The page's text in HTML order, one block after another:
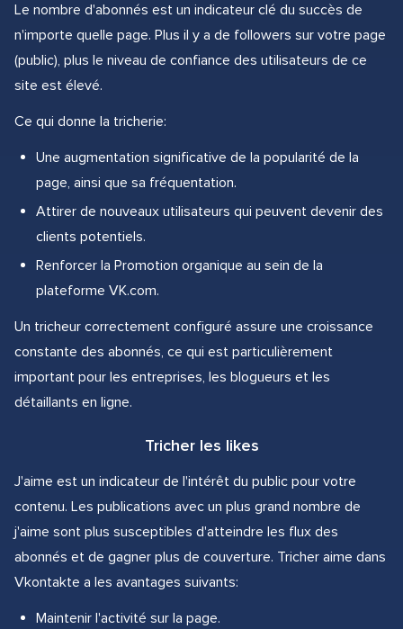
Le nombre d'abonnés est un indicateur clé du succès de
n'importe quelle page. Plus il y a de followers sur votre page
(public), plus le niveau de confiance des utilisateurs de ce
site est élevé.
Ce qui donne la tricherie:
Une augmentation significative de la popularité de la
page, ainsi que sa fréquentation.
Attirer de nouveaux utilisateurs qui peuvent devenir des
clients potentiels.
Renforcer la Promotion organique au sein de la
plateforme VK.com.
Un tricheur correctement configuré assure une croissance
constante des abonnés, ce qui est particulièrement
important pour les entreprises, les blogueurs et les
détaillants en ligne.
Tricher les likes
J'aime est un indicateur de l'intérêt du public pour votre
contenu. Les publications avec un plus grand nombre de
j'aime sont plus susceptibles d'atteindre les flux des
abonnés et de gagner plus de couverture. Tricher aime dans
Vkontakte a les avantages suivants:
Maintenir l'activité sur la page.